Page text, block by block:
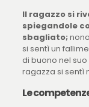
Il ragazzo si
spiegandole
sbagliato;
si sentì un
di buono nel
ragazza si sentì
Le